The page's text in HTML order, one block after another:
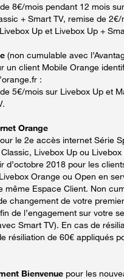
8€/mois pendant 12 mois
+ Smart TV, remise de 2€/
Up et Livebox Up +
(non cumulable avec
un client Mobile Orange
:
5€/mois sur Livebox Up et
Orange
le 2e accès internet Série
Livebox Up ou Livebox
d’octobre 2018 pour les
Orange ou Open en
même Espace Client. Non
changement de votre
de l’engagement sur votre
Smart TV). En cas de
résiliation de 60€ appliqués
Bienvenue pour les